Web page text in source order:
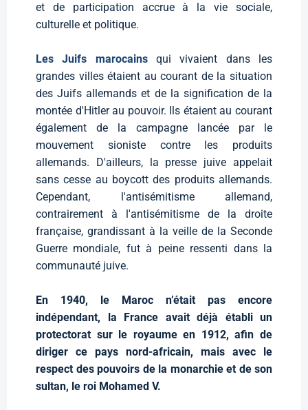
et de participation accrue à la vie sociale,
culturelle et politique.
Les Juifs marocains qui vivaient dans les
grandes villes étaient au courant de la situation
des Juifs allemands et de la signification de la
montée d'Hitler au pouvoir. Ils étaient au courant
également de la campagne lancée par le
mouvement sioniste contre les produits
allemands. D'ailleurs, la presse juive appelait
sans cesse au boycott des produits allemands.
Cependant, l'antisémitisme allemand,
contrairement à l'antisémitisme de la droite
française, grandissant à la veille de la Seconde
Guerre mondiale, fut à peine ressenti dans la
communauté juive.
En 1940, le Maroc n’était pas encore
indépendant, la France avait déjà établi un
protectorat sur le royaume en 1912, afin de
diriger ce pays nord-africain, mais avec le
respect des pouvoirs de la monarchie et de son
sultan, le roi Mohamed V.